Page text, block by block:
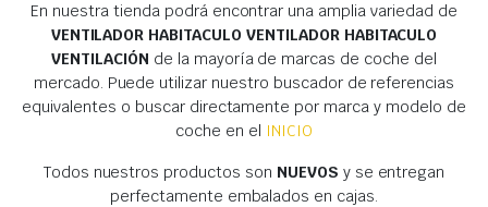
En nuestra tienda podrá encontrar una amplia variedad de
VENTILADOR HABITACULO VENTILADOR HABITACULO
VENTILACIÓN de la mayoría de marcas de coche del
mercado. Puede utilizar nuestro buscador de referencias
equivalentes o buscar directamente por marca y modelo de
coche en el INICIO
Todos nuestros productos son NUEVOS y se entregan
perfectamente embalados en cajas.